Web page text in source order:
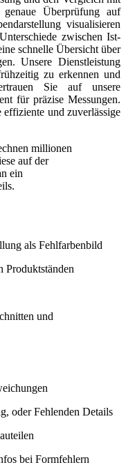
Überprüfung auf
visualisieren
zwischen Ist-
schnelle Übersicht über
Unsere Dienstleistung
zu erkennen und
Sie auf unsere
für präzise Messungen.
und zuverlässige
als Fehlfarbenbild
Produktständen
und
oder Fehlenden Details
bei Formfehlern